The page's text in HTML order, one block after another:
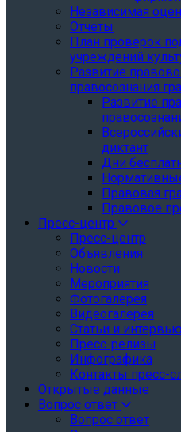
Независимая
Отчеты
План проверок
учреждений
Развитие
правосознания
Развитие
диктант
Дни
Правовая
Правовое
Пресс-центр
Пресс-центр
Объявления
Новости
Мероприятия
Фотогалерея
Видеогалерея
Статьи и интервью
Пресс-релизы
Инфографика
Контакты пресс-
Открытые данные
Вопрос ответ
Вопрос ответ